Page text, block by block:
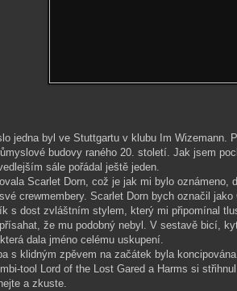
jedna byl ve Stuttgartu v klubu Im Wizemann.
budovy raného 20. století. Jak jsem
sále pořádal ještě jeden.
Scarlet Dorn, což je jak mi bylo oznámeno,
crewmembery. Scarlet Dorn bych označil
s dost zvláštním stylem, který mi připomínal
že mu podobný nebyl. V sestavě bicí,
dala jméno celému uskupení.
s klidným zpěvem na začátek byla
tool Lord of the Lost Gared a Harms si
a zkuste.